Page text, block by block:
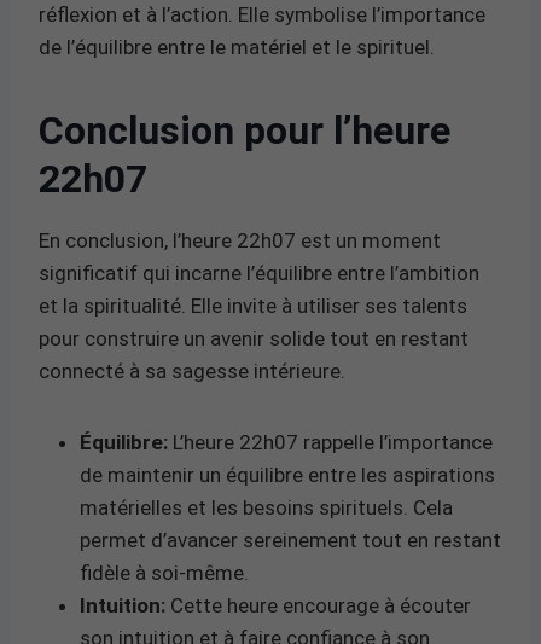
réflexion et à l’action. Elle symbolise l’importance
de l’équilibre entre le matériel et le spirituel.
Conclusion pour l’heure
22h07
En conclusion, l’heure 22h07 est un moment
significatif qui incarne l’équilibre entre l’ambition
et la spiritualité. Elle invite à utiliser ses talents
pour construire un avenir solide tout en restant
connecté à sa sagesse intérieure.
Équilibre: L’heure 22h07 rappelle l’importance
de maintenir un équilibre entre les aspirations
matérielles et les besoins spirituels. Cela
permet d’avancer sereinement tout en restant
fidèle à soi-même.
Intuition: Cette heure encourage à écouter
son intuition et à faire confiance à son